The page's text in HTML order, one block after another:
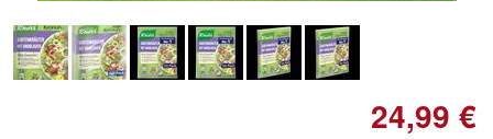
24,99 €